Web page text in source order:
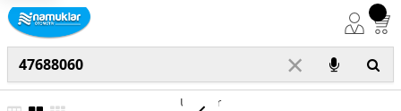
×
Ürünler